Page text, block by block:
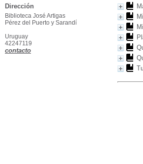
Dirección
Biblioteca José Artigas
Pérez del Puerto y Sarandí
Uruguay
42247119
contacto